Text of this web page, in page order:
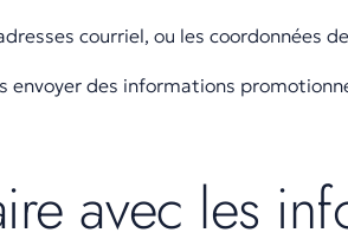
courriel, ou les coordonnées
des informations
avec les